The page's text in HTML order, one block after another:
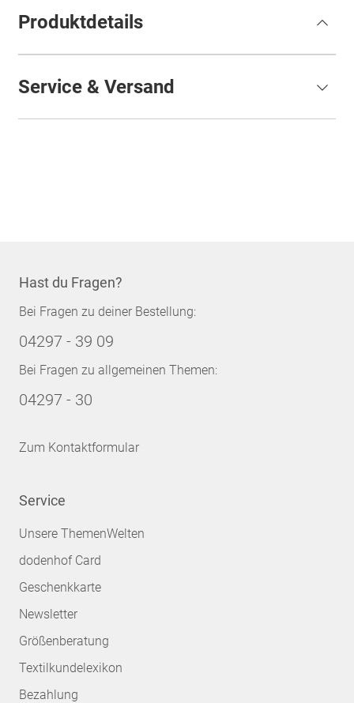
Produktdetails
Service & Versand
Hast du Fragen?
Bei Fragen zu deiner Bestellung:
04297 - 39 09
Bei Fragen zu allgemeinen Themen:
04297 - 30
Zum Kontaktformular
Service
Unsere ThemenWelten
dodenhof Card
Geschenkkarte
Newsletter
Größenberatung
Textilkundelexikon
Bezahlung